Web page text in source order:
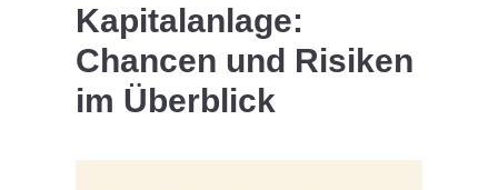
Kapitalanlage:
Chancen und Risiken
im Überblick